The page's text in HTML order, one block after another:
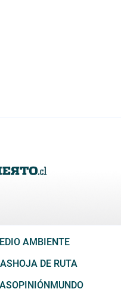
AMBIENTE
HOJA DE RUTA
OPINIÓN MUNDO